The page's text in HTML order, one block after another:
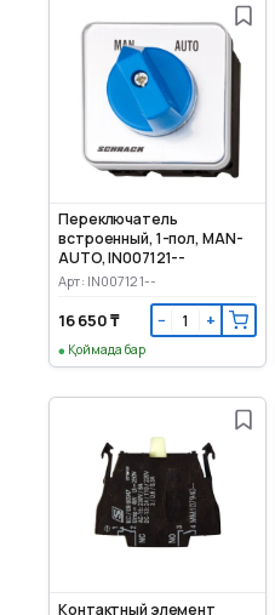
Переключатель
встроенный, 1-пол, MAN-
AUTO, IN007121--
Арт: IN007121--
16 650 ₸ − +
Қоймада бар
Контактный элемент